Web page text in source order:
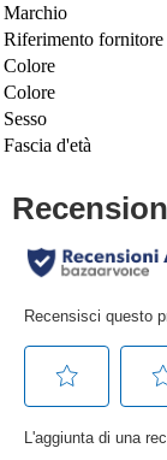
Marchio
Riferimento fornitore
Colore
Colore
Sesso
Fascia d'età